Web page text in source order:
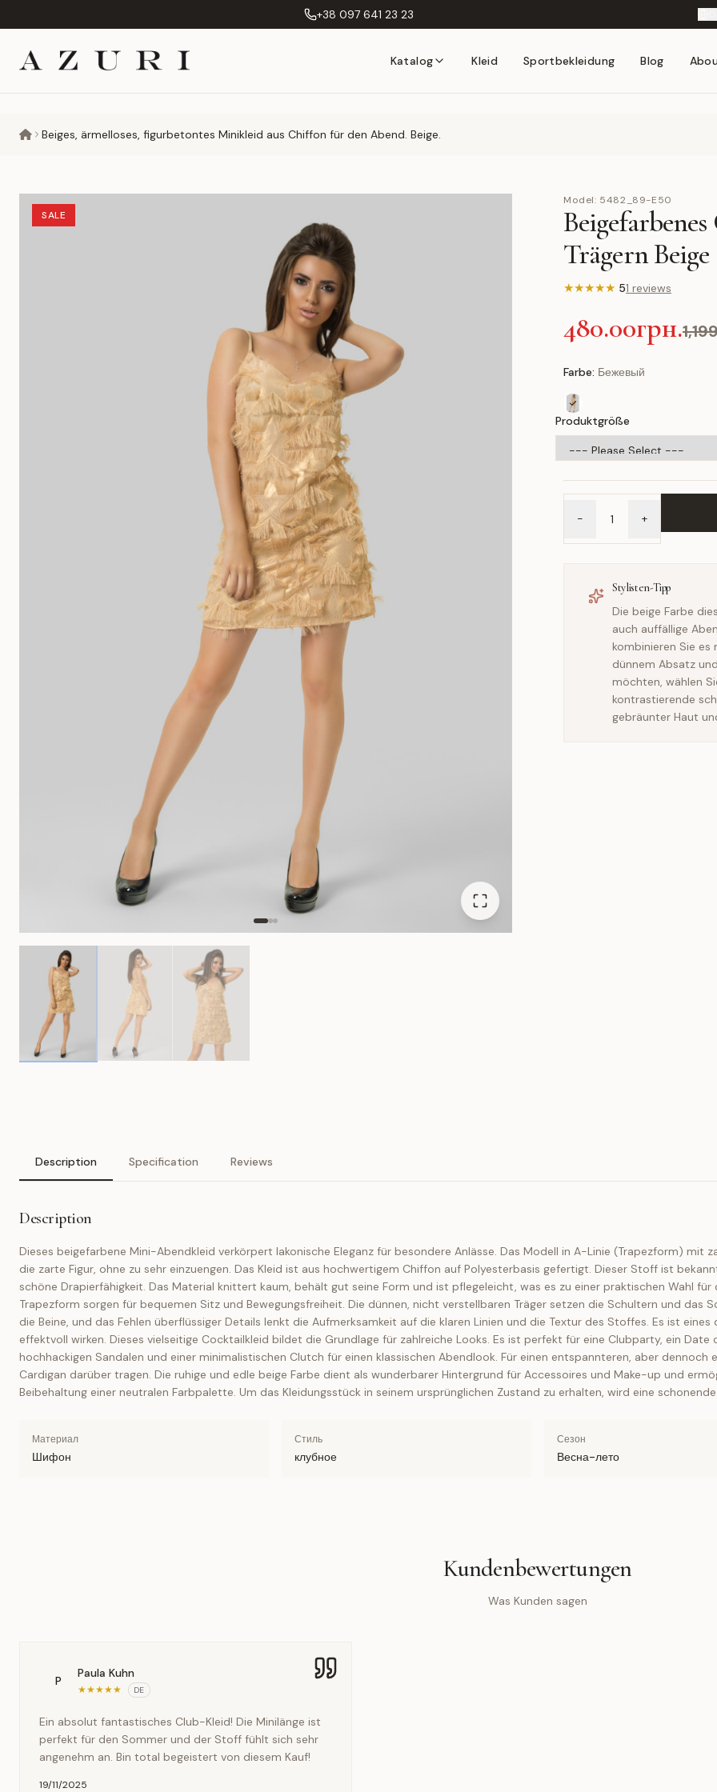
+38 097 641 23 23
Katalog Kleid Sportbekleidung Blog
Beiges, ärmelloses, figurbetontes Minikleid aus Chiffon für den Abend. Beige.
SALE
Model: 5482_89-E50
Trägern Beige
★★★★★ 51 reviews
480.00грн.
Farbe: Бежевый
Produktgröße
- +
Stylisten-Tipp
Die beige Farbe
auch auffällige
kombinieren Sie
dünnem Absatz
möchten, wählen
kontrastierende
gebräunter Haut
Description Specification Reviews
Description
Dieses beigefarbene Mini-Abendkleid verkörpert lakonische Eleganz für besondere Anlässe. Das Modell in A-Linie (Trapezform)
die zarte Figur, ohne zu sehr einzuengen. Das Kleid ist aus hochwertigem Chiffon auf Polyesterbasis gefertigt. Dieser Stoff ist
schöne Drapierfähigkeit. Das Material knittert kaum, behält gut seine Form und ist pflegeleicht, was es zu einer praktischen Wahl
Trapezform sorgen für bequemen Sitz und Bewegungsfreiheit. Die dünnen, nicht verstellbaren Träger setzen die Schultern und das
die Beine, und das Fehlen überflüssiger Details lenkt die Aufmerksamkeit auf die klaren Linien und die Textur des Stoffes. Es ist
effektvoll wirken. Dieses vielseitige Cocktailkleid bildet die Grundlage für zahlreiche Looks. Es ist perfekt für eine Clubparty, ein
hochhackigen Sandalen und einer minimalistischen Clutch für einen klassischen Abendlook. Für einen entspannteren, aber dennoch
Cardigan darüber tragen. Die ruhige und edle beige Farbe dient als wunderbarer Hintergrund für Accessoires und Make-up und
Beibehaltung einer neutralen Farbpalette. Um das Kleidungsstück in seinem ursprünglichen Zustand zu erhalten, wird eine
Материал
Шифон
Стиль
клубное
Сезон
Весна-лето
Kundenbewertungen
Was Kunden sagen
P
Paula Kuhn
★★★★★ DE
Ein absolut fantastisches Club-Kleid! Die Minilänge ist
perfekt für den Sommer und der Stoff fühlt sich sehr
angenehm an. Bin total begeistert von diesem Kauf!
19/11/2025